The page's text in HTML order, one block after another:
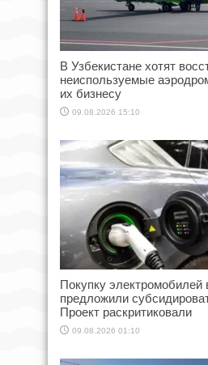
В Узбекистане хотят
неиспользуемые
их бизнесу
09.08.2026 15:10
Покупку электромобилей
предложили
Проект раскритиковали
09.08.2026 01:10